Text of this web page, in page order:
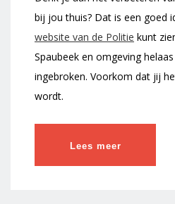
bij jou thuis? Dat is een goed
website van de Politie kunt
Spaubeek en omgeving
ingebroken. Voorkom dat jij
wordt.
Lees meer